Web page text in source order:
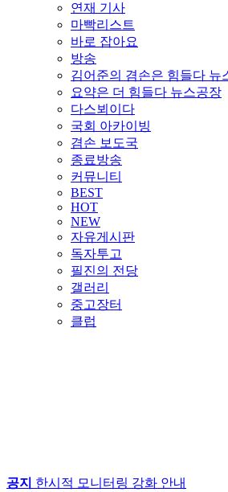
연재 기사
마빡리스트
바로 잡아요
방송
김어준의 겸손은 힘들다 뉴
요약은 더 힘들다 뉴스공장
다스뵈이다
국회 아카이빙
겸손 보도국
종료방송
커뮤니티
BEST
HOT
NEW
자유게시판
독자투고
필진의 전당
갤러리
중고장터
클럽
공지 한시적 모니터링 강화 안내